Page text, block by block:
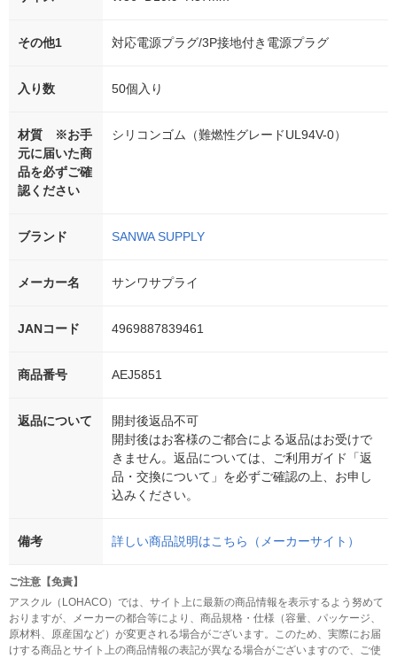
その他1 対応電源プラグ/3P接地付き電源プラグ
入り数 50個入り
材質 ※お手
元に届いた商
品を必ずご確
認ください
シリコンゴム（難燃性グレードUL94V-0）
ブランド SANWA SUPPLY
メーカー名 サンワサプライ
JANコード 4969887839461
商品番号 AEJ5851
返品について
開封後返品不可
開封後はお客様のご都合による返品はお受けで
きません。返品については、ご利用ガイド「返
品・交換について」を必ずご確認の上、お申し
込みください。
備考 詳しい商品説明はこちら（メーカーサイト）
ご注意【免責】
アスクル（LOHACO）では、サイト上に最新の商品情報を表示するよう努めて
おりますが、メーカーの都合等により、商品規格・仕様（容量、パッケージ、
原材料、原産国など）が変更される場合がございます。このため、実際にお届
けする商品とサイト上の商品情報の表記が異なる場合がございますので、ご使